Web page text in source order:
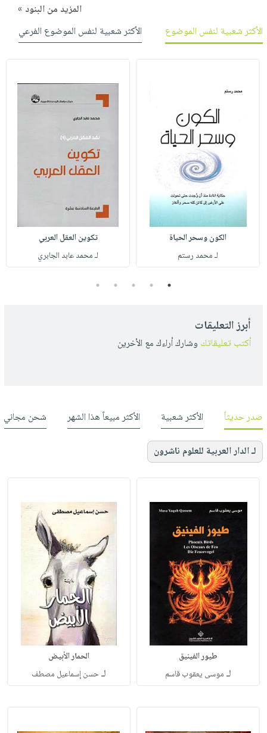
المزيد من البنود »
الأكثر شعبية لنفس الموضوع
الأكثر شعبية لنفس الموضوع الفرعي
الكون وسحر الحياة
لـ محمد رستم
تكوين العقل العربي
لـ محمد عابد الجابري
1
2
3
4
5
أبرز التعليقات
أكتب تعليقاتك وشارك أراءك مع الأخرين
صدر حديثاً الأكثر شعبية الأكثر مبيعاً هذا الشهر شحن مجاني
لـ الدار العربية للعلوم ناشرون
طيور الفينيق
لـ موسى يعقوب قاسم
الحمار الأبيض
لـحسن إسماعيل مصطف